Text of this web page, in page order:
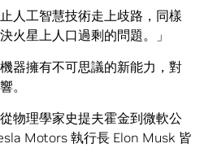
人工智慧技術走上歧路，同樣
火星上人口過剩的問題。」
器擁有不可思議的新能力，對
。
物理學家史提夫霍金到微軟公
Motors 執行長 Elon Musk 皆